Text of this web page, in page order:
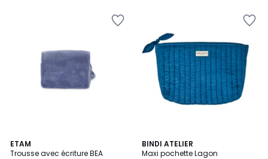
ETAM
Trousse avec écriture BEA
BINDI ATELIER
Maxi pochette Lagon